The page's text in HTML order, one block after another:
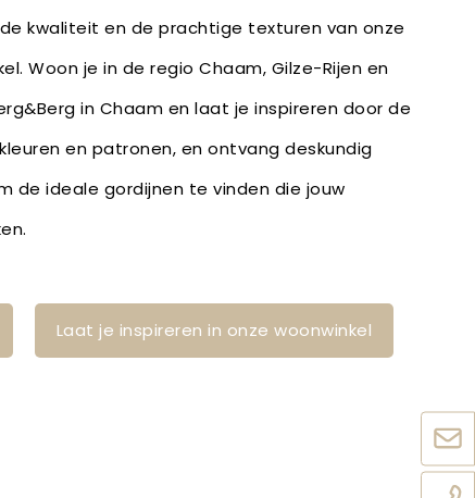
kwaliteit en de prachtige texturen van onze
Woon je in de regio Chaam, Gilze-Rijen en
in Chaam en laat je inspireren door de
en patronen, en ontvang deskundig
de ideale gordijnen te vinden die jouw
Laat je inspireren in onze woonwinkel